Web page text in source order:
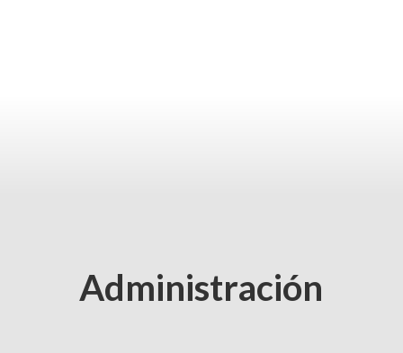
Administración